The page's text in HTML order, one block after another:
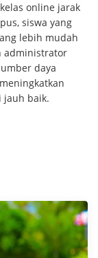
online jarak
siswa yang
lebih mudah
administrator
daya
jauh baik.